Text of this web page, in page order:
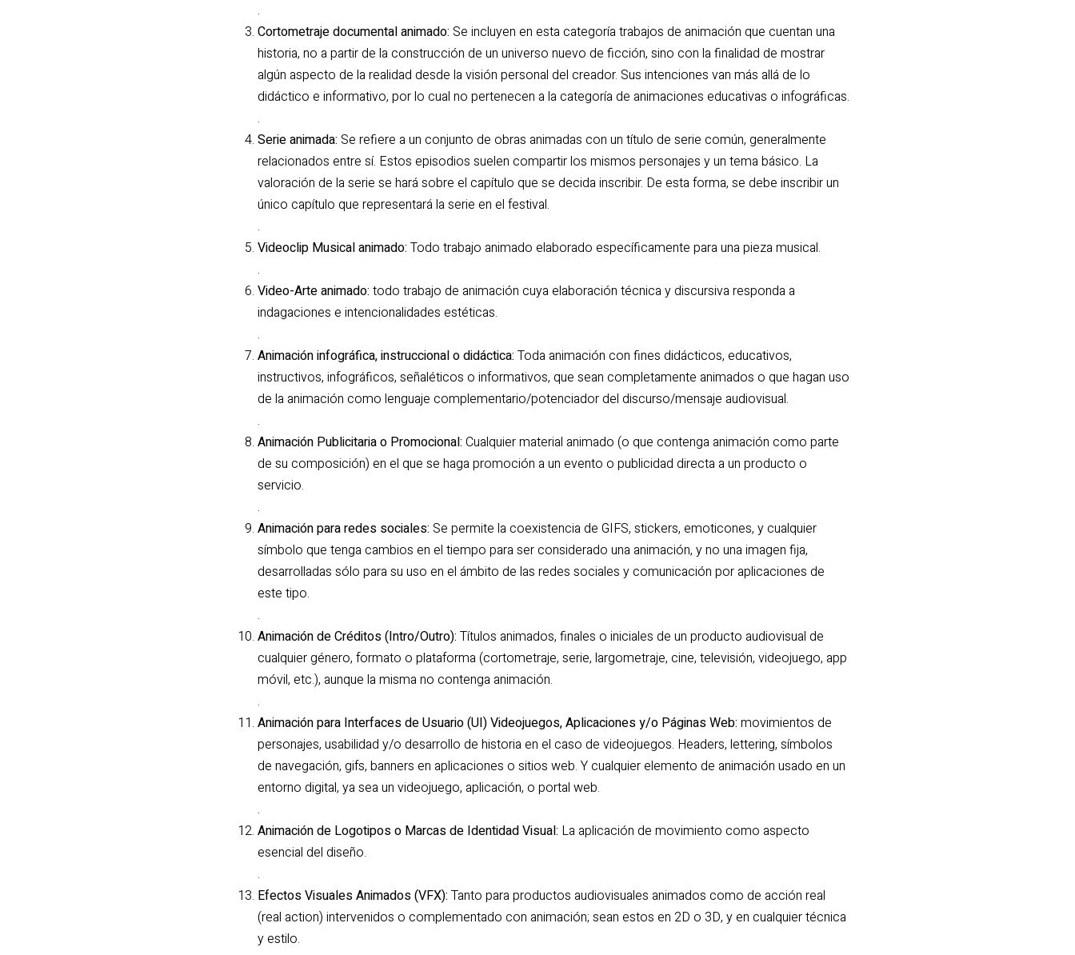
.
Cortometraje documental animado: Se incluyen en esta categoría trabajos de animación que cuentan una
historia, no a partir de la construcción de un universo nuevo de ficción, sino con la finalidad de mostrar
algún aspecto de la realidad desde la visión personal del creador. Sus intenciones van más allá de lo
didáctico e informativo, por lo cual no pertenecen a la categoría de animaciones educativas o infográficas.
.
Serie animada: Se refiere a un conjunto de obras animadas con un título de serie común, generalmente
relacionados entre sí. Estos episodios suelen compartir los mismos personajes y un tema básico. La
valoración de la serie se hará sobre el capítulo que se decida inscribir. De esta forma, se debe inscribir un
único capítulo que representará la serie en el festival.
.
Videoclip Musical animado: Todo trabajo animado elaborado específicamente para una pieza musical.
.
Video-Arte animado: todo trabajo de animación cuya elaboración técnica y discursiva responda a
indagaciones e intencionalidades estéticas.
.
Animación infográfica, instruccional o didáctica: Toda animación con fines didácticos, educativos,
instructivos, infográficos, señaléticos o informativos, que sean completamente animados o que hagan uso
de la animación como lenguaje complementario/potenciador del discurso/mensaje audiovisual.
.
Animación Publicitaria o Promocional: Cualquier material animado (o que contenga animación como parte
de su composición) en el que se haga promoción a un evento o publicidad directa a un producto o
servicio.
.
Animación para redes sociales: Se permite la coexistencia de GIFS, stickers, emoticones, y cualquier
símbolo que tenga cambios en el tiempo para ser considerado una animación, y no una imagen fija,
desarrolladas sólo para su uso en el ámbito de las redes sociales y comunicación por aplicaciones de
este tipo.
.
Animación de Créditos (Intro/Outro): Títulos animados, finales o iniciales de un producto audiovisual de
cualquier género, formato o plataforma (cortometraje, serie, largometraje, cine, televisión, videojuego, app
móvil, etc.), aunque la misma no contenga animación.
.
Animación para Interfaces de Usuario (UI) Videojuegos, Aplicaciones y/o Páginas Web: movimientos de
personajes, usabilidad y/o desarrollo de historia en el caso de videojuegos. Headers, lettering, símbolos
de navegación, gifs, banners en aplicaciones o sitios web. Y cualquier elemento de animación usado en un
entorno digital, ya sea un videojuego, aplicación, o portal web.
.
Animación de Logotipos o Marcas de Identidad Visual: La aplicación de movimiento como aspecto
esencial del diseño.
.
Efectos Visuales Animados (VFX): Tanto para productos audiovisuales animados como de acción real
(real action) intervenidos o complementado con animación; sean estos en 2D o 3D, y en cualquier técnica
y estilo.